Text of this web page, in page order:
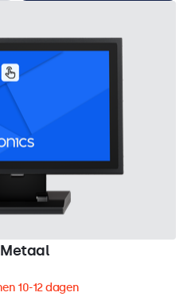
Metaal
10-12 dagen